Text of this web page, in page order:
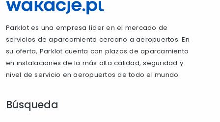
Parklot es una empresa líder en el mercado de
servicios de aparcamiento cercano a aeropuertos. En
su oferta, Parklot cuenta con plazas de aparcamiento
en instalaciones de la más alta calidad, seguridad y
nivel de servicio en aeropuertos de todo el mundo.
Búsqueda